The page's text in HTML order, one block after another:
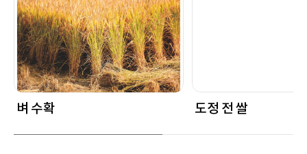
벼 수확 도정 전 쌀